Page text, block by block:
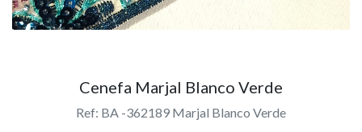
Cenefa Marjal Blanco Verde
Ref: BA -362189 Marjal Blanco Verde